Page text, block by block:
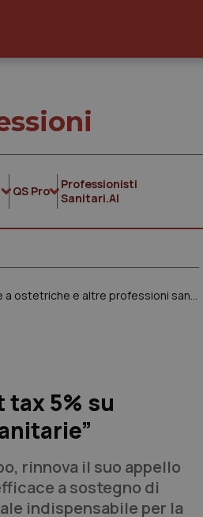
QS Pro
Professionisti
Sanitari.AI
Nursing Up lancia appello a Schillaci: “Estendere flat tax 5% su straordinari anche a ostetriche e altre professioni sanitarie”
tax 5% su
rinnova il suo appello
a sostegno di
indispensabile per la